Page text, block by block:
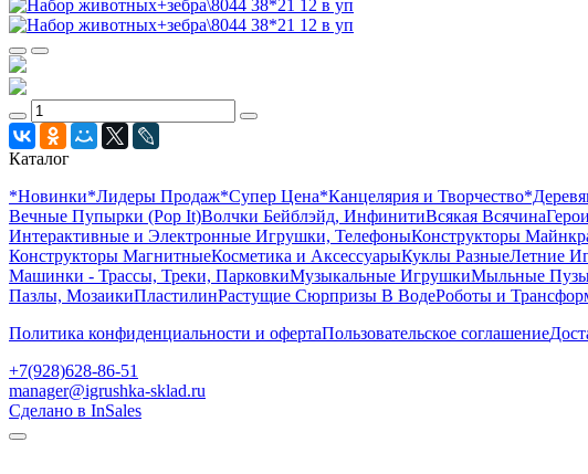
Каталог
*Новинки*Лидеры Продаж*Супер Цена*Канцелярия и Творчество
Вечные Пупырки (Pop It)Волчки Бейблэйд, ИнфинитиВсякая Всячина
Интерактивные и Электронные Игрушки, ТелефоныКонструкторы
Конструкторы МагнитныеКосметика и АксессуарыКуклы РазныеЛетние
Машинки - Трассы, Треки, ПарковкиМузыкальные ИгрушкиМыльные
Пазлы, МозаикиПластилинРастущие Сюрпризы В ВодеРоботы и
Политика конфиденциальности и офертаПользовательское соглашение
+7(928)628-86-51
manager@igrushka-sklad.ru
Сделано в InSales